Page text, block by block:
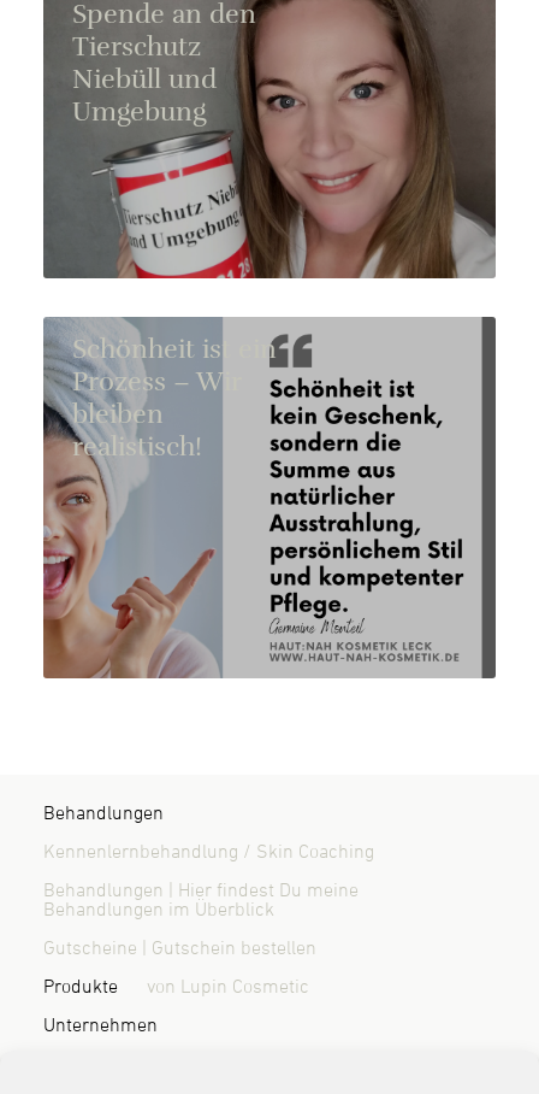
Spende an den
Tierschutz
Niebüll und
Umgebung
Schönheit ist ein
Prozess – Wir
bleiben
realistisch!
Behandlungen
Kennenlernbehandlung / Skin Coaching
Behandlungen | Hier findest Du meine
Behandlungen im Überblick
Gutscheine | Gutschein bestellen
Produkte
von Lupin Cosmetic
Unternehmen